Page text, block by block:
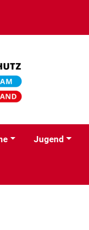
Jugend